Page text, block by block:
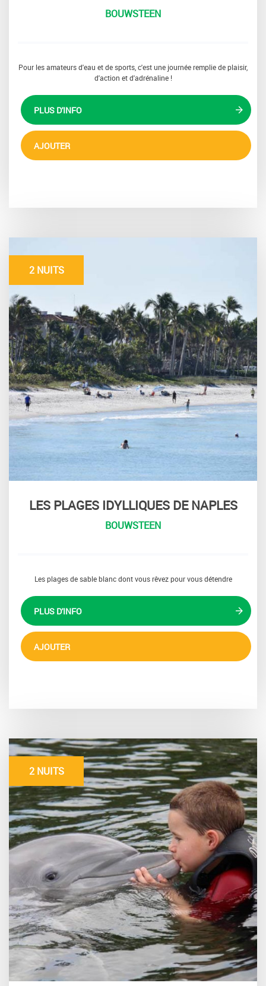
BOUWSTEEN
Pour les amateurs d'eau et de sports, c'est une journée remplie de plaisir,
d'action et d'adrénaline !
PLUS D'INFO
AJOUTER
2 NUITS
LES PLAGES IDYLLIQUES DE NAPLES
BOUWSTEEN
Les plages de sable blanc dont vous rêvez pour vous détendre
PLUS D'INFO
AJOUTER
2 NUITS